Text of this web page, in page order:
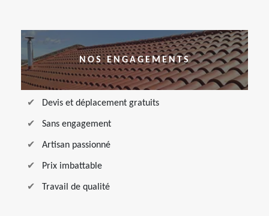
NOS ENGAGEMENTS
Devis et déplacement gratuits
Sans engagement
Artisan passionné
Prix imbattable
Travail de qualité